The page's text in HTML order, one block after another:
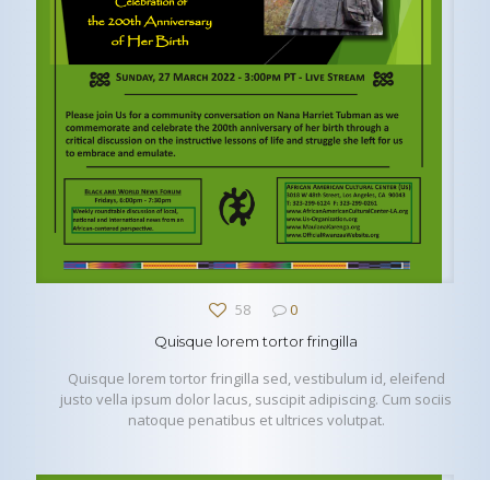
58 0
Quisque lorem tortor fringilla
Quisque lorem tortor fringilla sed, vestibulum id, eleifend
justo vella ipsum dolor lacus, suscipit adipiscing. Cum sociis
natoque penatibus et ultrices volutpat.